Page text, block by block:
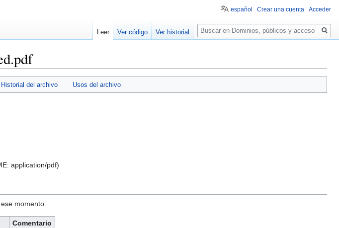
Historial del archivo Usos del archivo
application/pdf)
momento.
Comentario
español Crear una cuenta Acceder
Leer Ver código Ver historial
Buscar